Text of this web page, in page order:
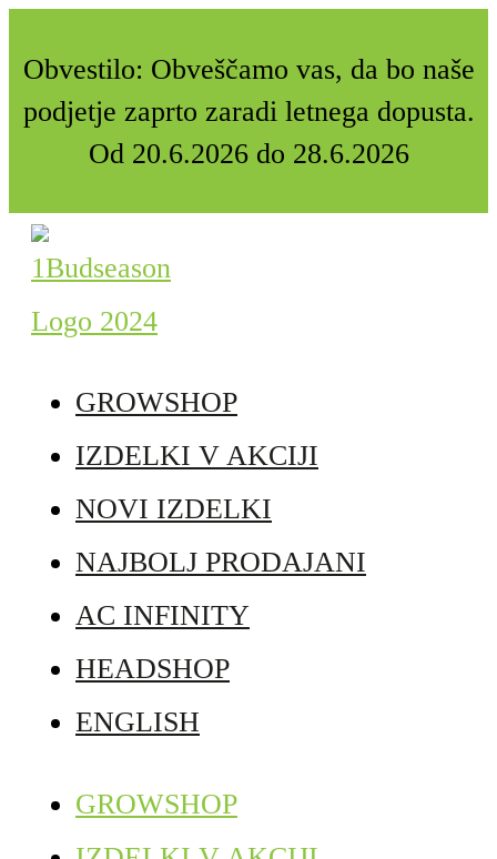
Obvestilo: Obveščamo vas, da bo naše
podjetje zaprto zaradi letnega dopusta.
Od 20.6.2026 do 28.6.2026
GROWSHOP
IZDELKI V AKCIJI
NOVI IZDELKI
NAJBOLJ PRODAJANI
AC INFINITY
HEADSHOP
ENGLISH
GROWSHOP